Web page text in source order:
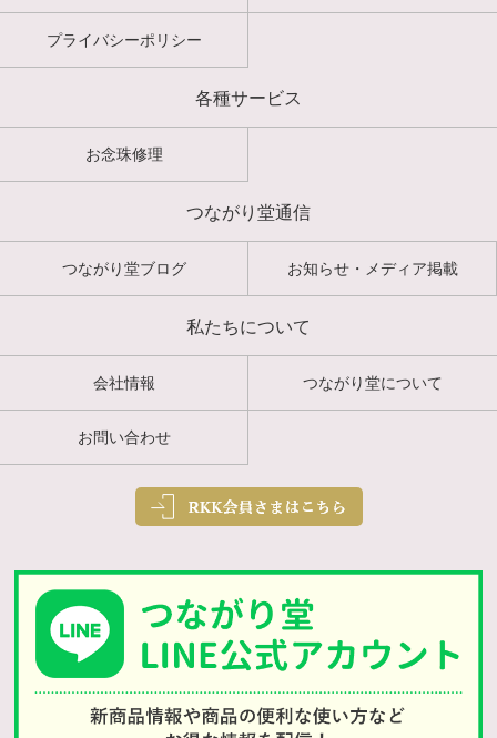
プライバシーポリシー
各種サービス
お念珠修理
つながり堂通信
つながり堂ブログ お知らせ・メディア掲載
私たちについて
会社情報 つながり堂について
お問い合わせ